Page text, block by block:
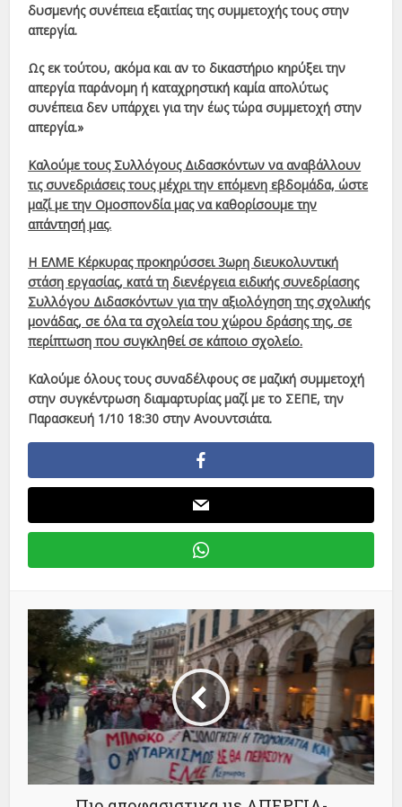
δυσμενής συνέπεια εξαιτίας της συμμετοχής τους στην
απεργία.
Ως εκ τούτου, ακόμα και αν το δικαστήριο κηρύξει την
απεργία παράνομη ή καταχρηστική καμία απολύτως
συνέπεια δεν υπάρχει για την έως τώρα συμμετοχή στην
απεργία.»
Καλούμε τους Συλλόγους Διδασκόντων να αναβάλλουν
τις συνεδριάσεις τους μέχρι την επόμενη εβδομάδα, ώστε
μαζί με την Ομοσπονδία μας να καθορίσουμε την
απάντησή μας.
Η ΕΛΜΕ Κέρκυρας προκηρύσσει 3ωρη διευκολυντική
στάση εργασίας, κατά τη διενέργεια ειδικής συνεδρίασης
Συλλόγου Διδασκόντων για την αξιολόγηση της σχολικής
μονάδας, σε όλα τα σχολεία του χώρου δράσης της, σε
περίπτωση που συγκληθεί σε κάποιο σχολείο.
Καλούμε όλους τους συναδέλφους σε μαζική συμμετοχή
στην συγκέντρωση διαμαρτυρίας μαζί με το ΣΕΠΕ, την
Παρασκευή 1/10 18:30 στην Ανουντσιάτα.